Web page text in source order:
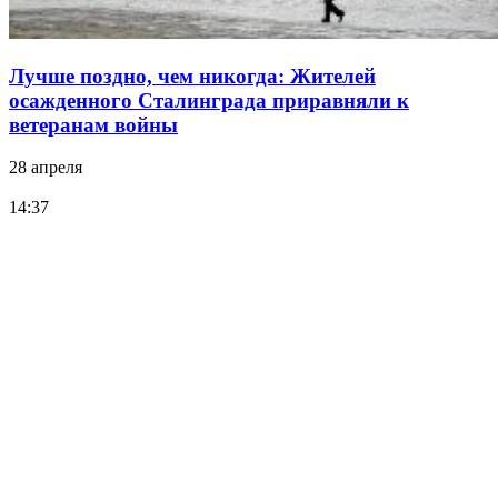
Лучше поздно, чем никогда: Жителей
осажденного Сталинграда приравняли к
ветеранам войны
28 апреля
14:37